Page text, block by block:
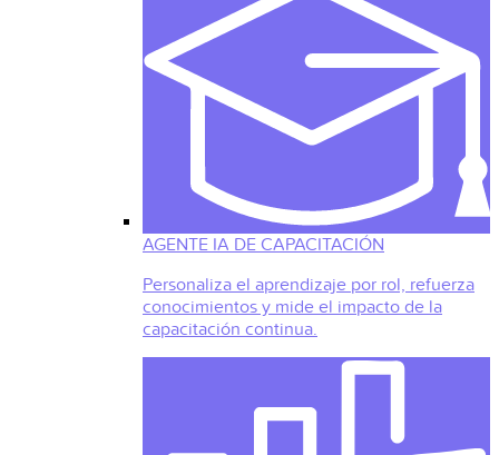
AGENTE IA DE CAPACITACIÓN
Personaliza el aprendizaje por rol, refuerza
conocimientos y mide el impacto de la
capacitación continua.